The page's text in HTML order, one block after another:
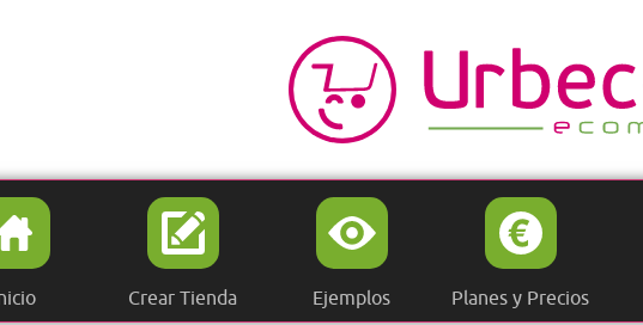
Crear Tienda Ejemplos Planes y Precios